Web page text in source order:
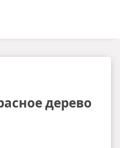
дерево